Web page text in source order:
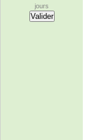
jours